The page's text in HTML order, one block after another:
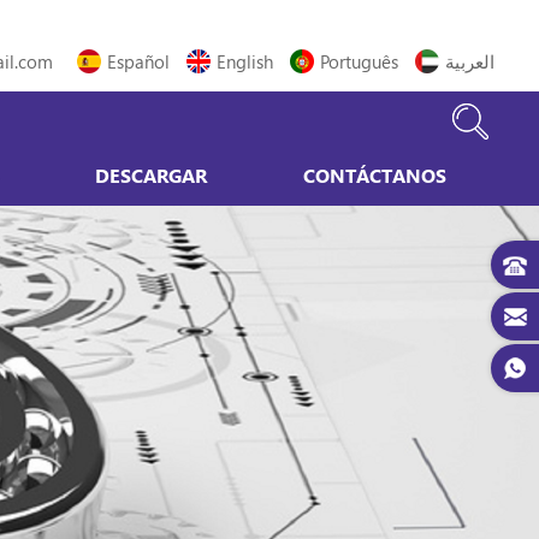
Español
English Português العربية
DESCARGAR CONTÁCTANOS